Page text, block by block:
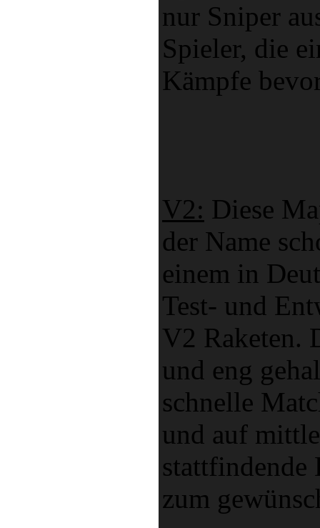
nur Sniper
Spieler, die
Kämpfe
V2: Diese
der Name
einem in
Test- und
V2 Raketen.
und eng
schnelle
und auf
stattfindende
zum